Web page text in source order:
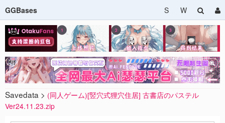
GGBases S W
Savedata > (同人ゲーム)[竪穴式狸穴住居] 古書店のパステル
Ver24.11.23.zip